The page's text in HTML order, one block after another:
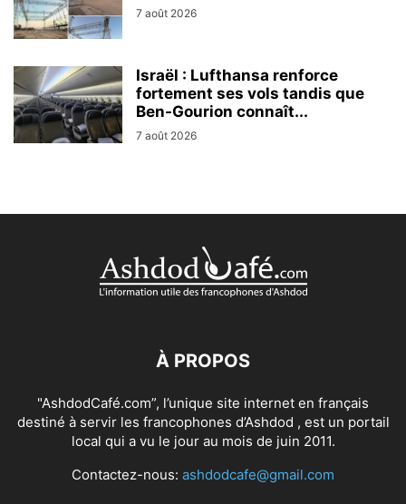
7 août 2026
Israël : Lufthansa renforce
fortement ses vols tandis que
Ben-Gourion connaît...
7 août 2026
À PROPOS
"AshdodCafé.com”, l’unique site internet en français
destiné à servir les francophones d’Ashdod , est un portail
local qui a vu le jour au mois de juin 2011.
Contactez-nous: ashdodcafe@gmail.com